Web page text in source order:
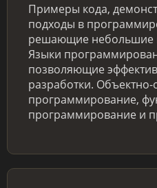
Примеры кода,
подходы в
решающие небольшие
Языки
позволяющие
разработки.
программирование,
программирование и